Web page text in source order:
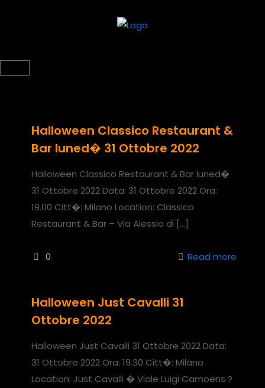
Halloween Classico Restaurant &
Bar luned� 31 Ottobre 2022
Halloween Classico Restaurant & Bar luned�
31 Ottobre 2022 Data: 31 Ottobre 2022 Ora:
19.00 Citt�: Milano Location: Classico
Restaurant & Bar – Via Alessio di […]
0 Read more
Halloween Just Cavalli 31
Ottobre 2022
Halloween Just Cavalli 31 Ottobre 2022 Data:
31 Ottobre 2022 Ora: 19.30 Citt�: Milano
Location: Just Cavalli � Viale Luigi Camoens ?